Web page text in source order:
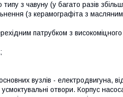
з чавуну (у багато разів
(з керамографіта з
патрубком з
вузлів - електродвигуна,
отвори. Корпус